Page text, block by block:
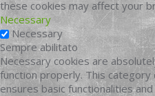
these cookies may affect your
Necessary
Necessary
Sempre abilitato
Necessary cookies are
function properly. This category
ensures basic functionalities